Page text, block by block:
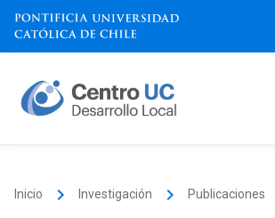
Skip
content
Inicio keyboard_arrow_right Investigación keyboard_arrow_right Publicaciones